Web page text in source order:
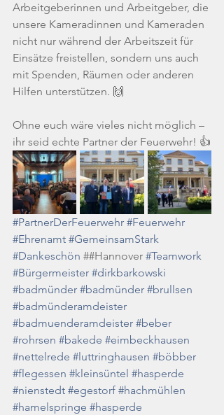
Arbeitgeberinnen und Arbeitgeber, die
unsere Kameradinnen und Kameraden
nicht nur während der Arbeitszeit für
Einsätze freistellen, sondern uns auch
mit Spenden, Räumen oder anderen
Hilfen unterstützen. 🙌
Ohne euch wäre vieles nicht möglich –
ihr seid echte Partner der Feuerwehr! 👍
#PartnerDerFeuerwehr #Feuerwehr
#Ehrenamt #GemeinsamStark
#Dankeschön ##Hannover #Teamwork
#Bürgermeister #dirkbarkowski
#badmünder #badmünder #brullsen
#badmünderamdeister
#badmuenderamdeister #beber
#rohrsen #bakede #eimbeckhausen
#nettelrede #luttringhausen #böbber
#flegessen #kleinsüntel #hasperde
#nienstedt #egestorf #hachmühlen
#hamelspringe #hasperde